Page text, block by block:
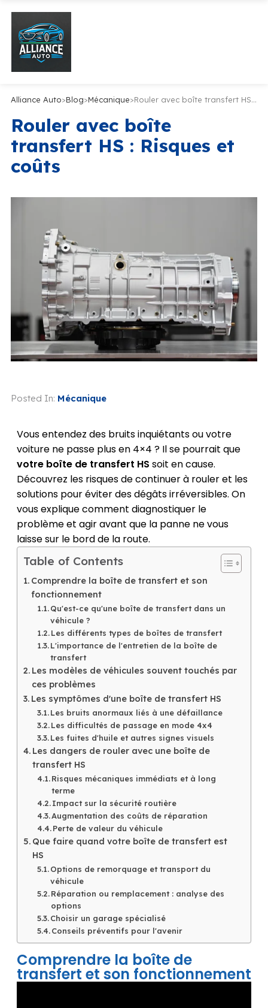
Alliance Auto>Blog>Mécanique> Rouler avec boîte transfert HS : Risques et coûts
Rouler avec boîte
transfert HS : Risques et
coûts
Posted In: Mécanique
Vous entendez des bruits inquiétants ou votre
voiture ne passe plus en 4×4 ? Il se pourrait que
votre boîte de transfert HS soit en cause.
Découvrez les risques de continuer à rouler et les
solutions pour éviter des dégâts irréversibles. On
vous explique comment diagnostiquer le
problème et agir avant que la panne ne vous
laisse sur le bord de la route.
Table of Contents
Comprendre la boîte de transfert et son
fonctionnement
Qu'est-ce qu'une boîte de transfert dans un
véhicule ?
Les différents types de boîtes de transfert
L'importance de l'entretien de la boîte de
transfert
Les modèles de véhicules souvent touchés par
ces problèmes
Les symptômes d'une boîte de transfert HS
Les bruits anormaux liés à une défaillance
Les difficultés de passage en mode 4x4
Les fuites d'huile et autres signes visuels
Les dangers de rouler avec une boîte de
transfert HS
Risques mécaniques immédiats et à long
terme
Impact sur la sécurité routière
Augmentation des coûts de réparation
Perte de valeur du véhicule
Que faire quand votre boîte de transfert est
HS
Options de remorquage et transport du
véhicule
Réparation ou remplacement : analyse des
options
Choisir un garage spécialisé
Conseils préventifs pour l'avenir
Comprendre la boîte de
transfert et son fonctionnement